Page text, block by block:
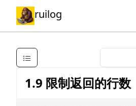
ruilog
1.9 限制返回的行数